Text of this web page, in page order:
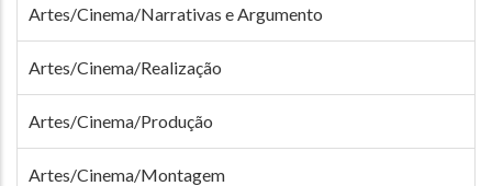
Artes/Cinema/Narrativas e Argumento
Artes/Cinema/Realização
Artes/Cinema/Produção
Artes/Cinema/Montagem